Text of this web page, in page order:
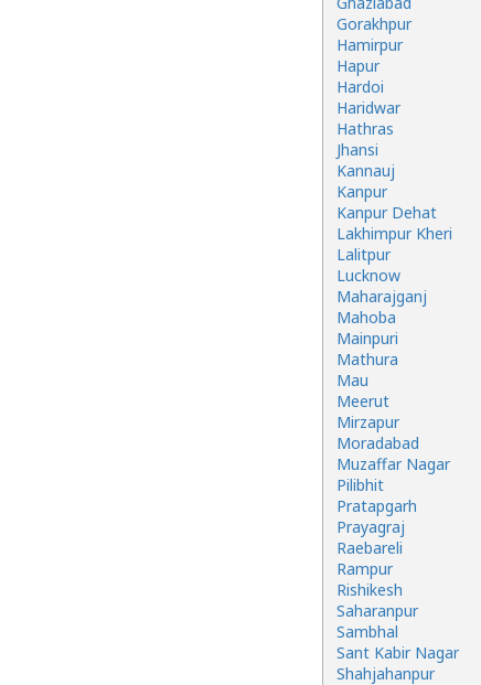
Gorakhpur
Hamirpur
Hapur
Hardoi
Haridwar
Hathras
Jhansi
Kannauj
Kanpur
Kanpur Dehat
Lakhimpur Kheri
Lalitpur
Lucknow
Maharajganj
Mahoba
Mainpuri
Mathura
Mau
Meerut
Mirzapur
Moradabad
Muzaffar Nagar
Pilibhit
Pratapgarh
Prayagraj
Raebareli
Rampur
Rishikesh
Saharanpur
Sambhal
Sant Kabir Nagar
Shahjahanpur